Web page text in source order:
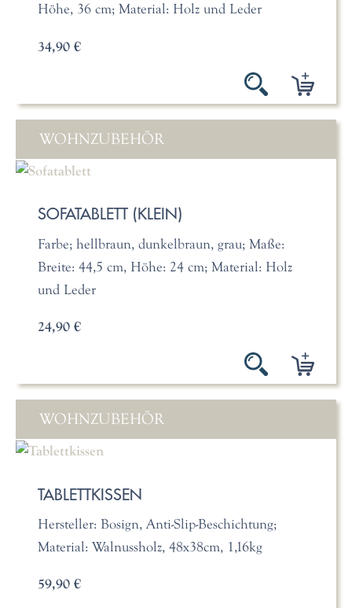
Höhe, 36 cm; Material: Holz und Leder
34,90 €
WOHNZUBEHÖR
SOFATABLETT (KLEIN)
Farbe; hellbraun, dunkelbraun, grau; Maße:
Breite: 44,5 cm, Höhe: 24 cm; Material: Holz
und Leder
24,90 €
WOHNZUBEHÖR
TABLETTKISSEN
Hersteller: Bosign, Anti-Slip-Beschichtung;
Material: Walnussholz, 48x38cm, 1,16kg
59,90 €